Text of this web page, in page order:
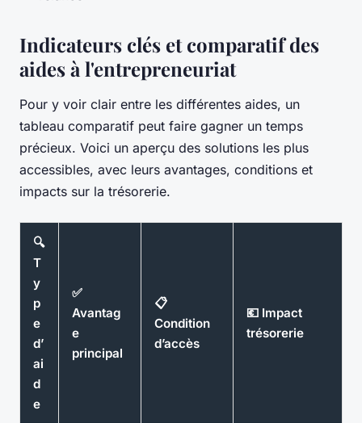
Indicateurs clés et comparatif des
aides à l'entrepreneuriat
Pour y voir clair entre les différentes aides, un
tableau comparatif peut faire gagner un temps
précieux. Voici un aperçu des solutions les plus
accessibles, avec leurs avantages, conditions et
impacts sur la trésorerie.
🔍
T
y
p
e
d’
ai
d
e
✅
Avantag
e
principal
📋
Condition
d’accès
💶 Impact
trésorerie